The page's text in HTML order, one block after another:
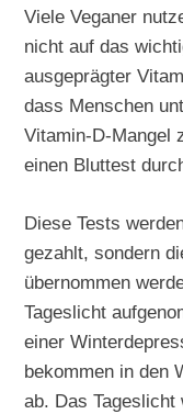
Viele Veganer
nicht auf das
ausgeprägter
dass Menschen
Vitamin-D-Mangel
einen Bluttest
Diese Tests
gezahlt, sondern
übernommen
Tageslicht
einer
bekommen in den
ab. Das Tageslicht